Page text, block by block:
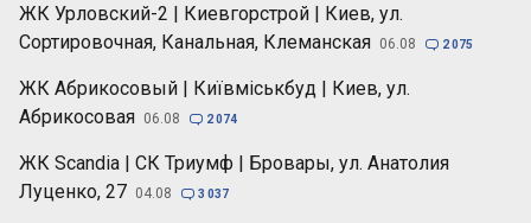
ЖК Урловский-2 | Киевгорстрой | Киев, ул.
Сортировочная, Канальная, Клеманская 06.08  2 075
ЖК Абрикосовый | Київміськбуд | Киев, ул.
Абрикосовая 06.08  2 074
ЖК Scandia | СК Триумф | Бровары, ул. Анатолия
Луценко, 27 04.08  3 037